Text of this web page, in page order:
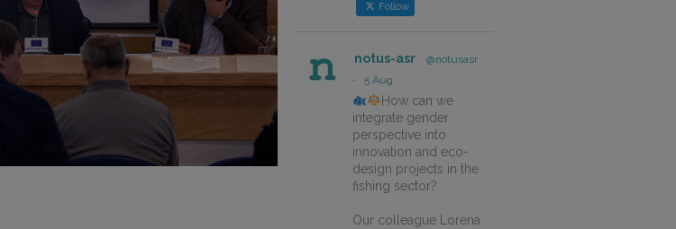
Follow
notus-asr
@notusasr
·
5 Aug
How can we
integrate gender
perspective into
innovation and eco-
design projects in the
fishing sector?
Our colleague Lorena